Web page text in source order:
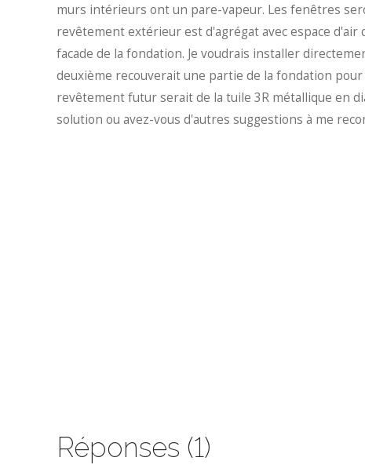
murs intérieurs ont un pare-vapeur. Les fenêtres
revêtement extérieur est d'agrégat avec espace d'air
facade de la fondation. Je voudrais installer
deuxième recouverait une partie de la fondation
revêtement futur serait de la tuile 3R métallique en
solution ou avez-vous d'autres suggestions à me
Réponses (1)